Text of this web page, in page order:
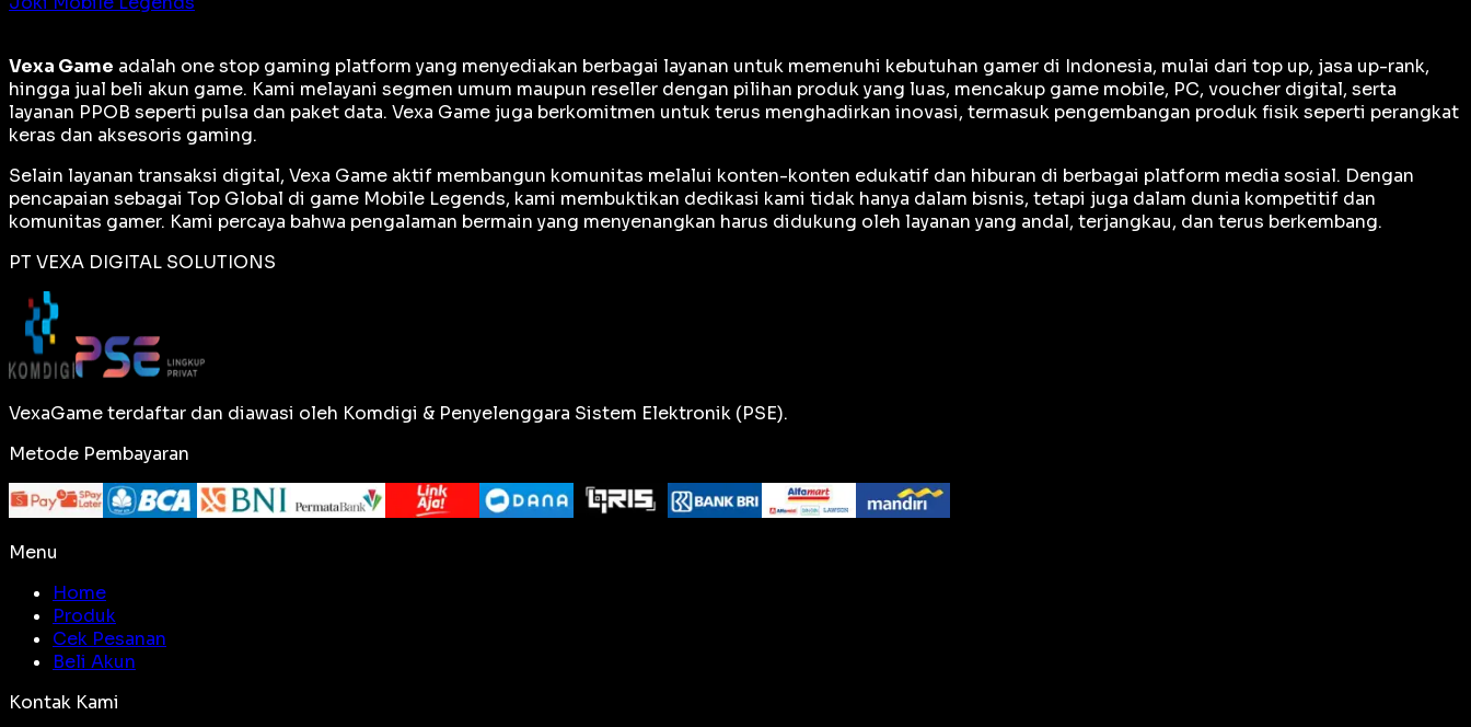
Vexa Game adalah one stop gaming platform yang menyediakan berbagai layanan untuk memenuhi kebutuhan gamer di Indonesia, mulai dari top up, jasa up-rank,
hingga jual beli akun game. Kami melayani segmen umum maupun reseller dengan pilihan produk yang luas, mencakup game mobile, PC, voucher digital, serta
layanan PPOB seperti pulsa dan paket data. Vexa Game juga berkomitmen untuk terus menghadirkan inovasi, termasuk pengembangan produk fisik seperti perangkat
keras dan aksesoris gaming.
Selain layanan transaksi digital, Vexa Game aktif membangun komunitas melalui konten-konten edukatif dan hiburan di berbagai platform media sosial. Dengan
pencapaian sebagai Top Global di game Mobile Legends, kami membuktikan dedikasi kami tidak hanya dalam bisnis, tetapi juga dalam dunia kompetitif dan
komunitas gamer. Kami percaya bahwa pengalaman bermain yang menyenangkan harus didukung oleh layanan yang andal, terjangkau, dan terus berkembang.
PT VEXA DIGITAL SOLUTIONS
VexaGame terdaftar dan diawasi oleh Komdigi & Penyelenggara Sistem Elektronik (PSE).
Metode Pembayaran
Menu
Home
Produk
Cek Pesanan
Beli Akun
Kontak Kami